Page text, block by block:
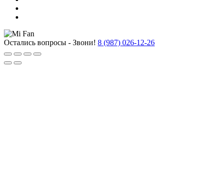
Остались вопросы - Звони! 8 (987) 026-12-26